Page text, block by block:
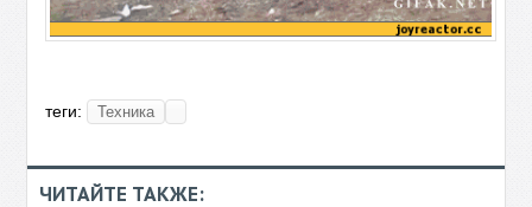
теги: Техника
ЧИТАЙТЕ ТАКЖЕ: